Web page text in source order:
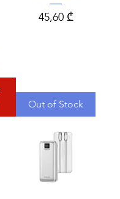
Price
45,60 ₾
Out of Stock